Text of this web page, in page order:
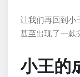
让我们再回到小
甚至出现了一款
小王的